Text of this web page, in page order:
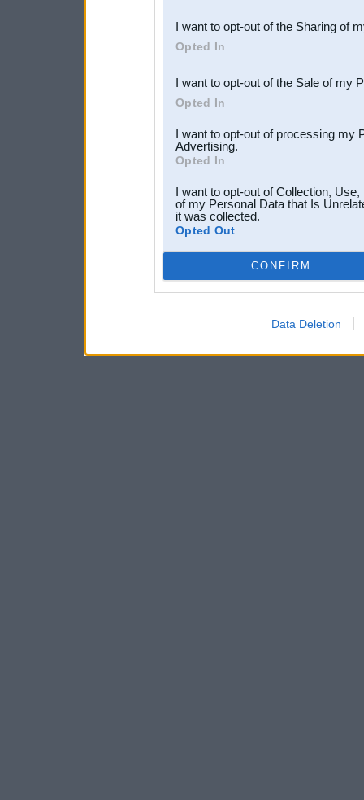
Downstream Participants
third parties.
I want to opt-out of the Sharing of
Opted In
I want to opt-out of the Sale of my
Opted In
I want to opt-out of processing my
Advertising.
Opted In
I want to opt-out of Collection,
of my Personal Data that Is
it was collected.
Opted Out
CONFIRM
Data Deletion